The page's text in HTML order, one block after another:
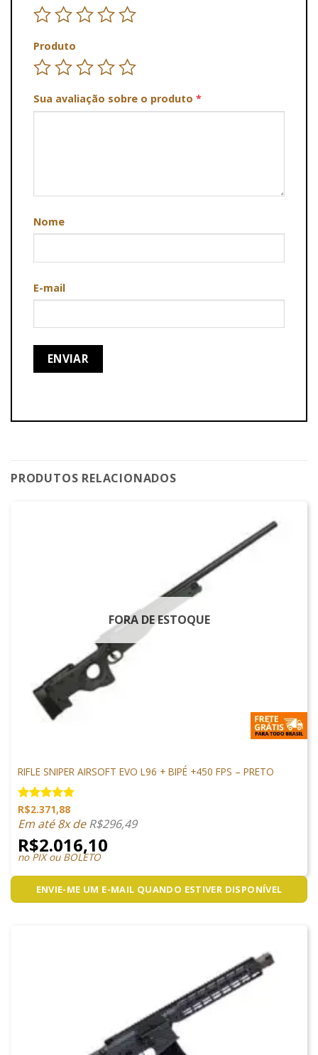
Produto
Sua avaliação sobre o produto *
Nome
E-mail
PRODUTOS RELACIONADOS
FORA DE ESTOQUE
RIFLE SNIPER AIRSOFT EVO L96 + BIPÉ +450 FPS – PRETO
Avaliação
5.00 de 5
R$2.371,88
Em até 8x deR$296,49
R$2.016,10
no PIX ou BOLETO
ENVIE-ME UM E-MAIL QUANDO ESTIVER DISPONÍVEL